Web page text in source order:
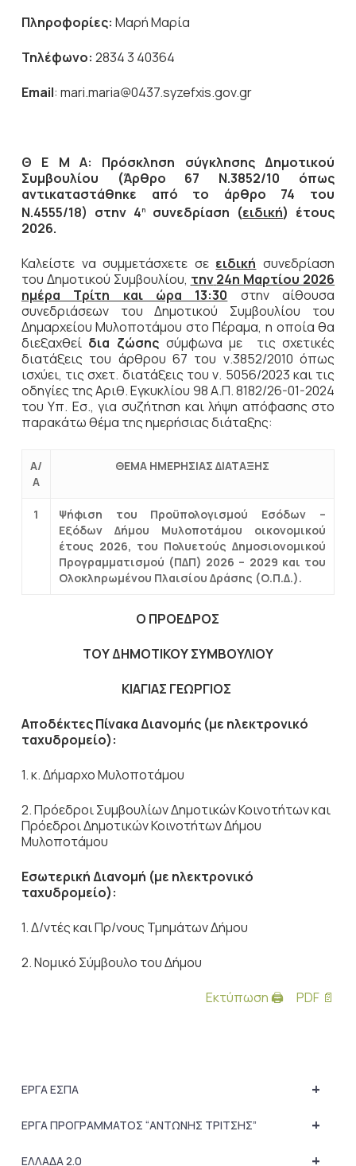
Πληροφορίες: Μαρή Μαρία
Τηλέφωνο: 2834 3 40364
Email: mari.maria@0437.syzefxis.gov.gr
Θ Ε Μ Α: Πρόσκληση σύγκλησης Δημοτικού
Συμβουλίου (Άρθρο 67 Ν.3852/10 όπως
αντικαταστάθηκε από το άρθρο 74 του
Ν.4555/18) στην 4ησυνεδρίαση (ειδική) έτους
2026.
Καλείστε να συμμετάσχετε σε ειδική συνεδρίαση
του Δημοτικού Συμβουλίου, την 24η Μαρτίου 2026
ημέρα Τρίτη και ώρα 13:30
στην αίθουσα
συνεδριάσεων του Δημοτικού Συμβουλίου του
Δημαρχείου Μυλοποτάμου στο Πέραμα, η οποία θα
διεξαχθεί δια ζώσης σύμφωνα με τις σχετικές
διατάξεις του άρθρου 67 του ν.3852/2010 όπως
ισχύει, τις σχετ. διατάξεις του ν. 5056/2023 και τις
οδηγίες της Αριθ. Εγκυκλίου 98 Α.Π. 8182/26-01-2024
του Υπ. Εσ., για συζήτηση και λήψη απόφασης στο
παρακάτω θέμα της ημερήσιας διάταξης:
Α/
Α
ΘΕΜΑ ΗΜΕΡΗΣΙΑΣ ΔΙΑΤΑΞΗΣ
1
Ψήφιση του Προϋπολογισμού Εσόδων –
Εξόδων Δήμου Μυλοποτάμου οικονομικού
έτους 2026, του Πολυετούς Δημοσιονομικού
Προγραμματισμού (ΠΔΠ) 2026 – 2029 και του
Ολοκληρωμένου Πλαισίου Δράσης (Ο.Π.Δ.).
Ο ΠΡΟΕΔΡΟΣ
ΤΟΥ ΔΗΜΟΤΙΚΟΥ ΣΥΜΒΟΥΛΙΟΥ
ΚΙΑΓΙΑΣ ΓΕΩΡΓΙΟΣ
Αποδέκτες Πίνακα Διανομής (με ηλεκτρονικό
ταχυδρομείο):
1. κ. Δήμαρχο Μυλοποτάμου
2. Πρόεδροι Συμβουλίων Δημοτικών Κοινοτήτων και
Πρόεδροι Δημοτικών Κοινοτήτων Δήμου
Μυλοποτάμου
Εσωτερική Διανομή (με ηλεκτρονικό
ταχυδρομείο):
1. Δ/ντές και Πρ/νους Τμημάτων Δήμου
2. Νομικό Σύμβουλο του Δήμου
Εκτύπωση 🖨
PDF 📄
+
ΕΡΓΑ ΕΣΠΑ
+
ΕΡΓΑ ΠΡΟΓΡΑΜΜΑΤΟΣ “ΑΝΤΩΝΗΣ ΤΡΙΤΣΗΣ”
+
ΕΛΛΑΔΑ 2.0